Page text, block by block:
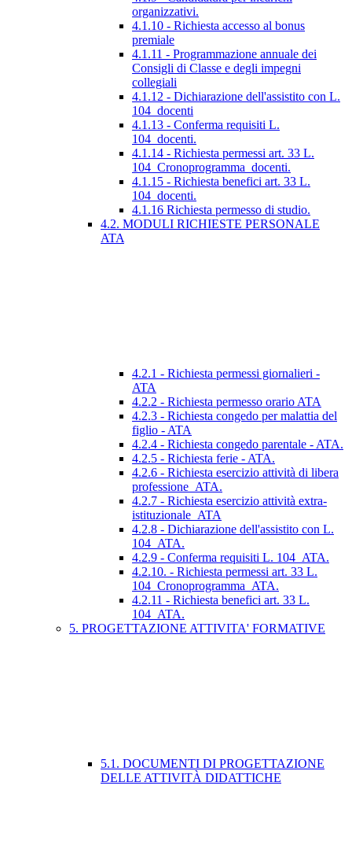
organizzativi.
4.1.10 - Richiesta accesso al bonus
premiale
4.1.11 - Programmazione annuale dei
Consigli di Classe e degli impegni
collegiali
4.1.12 - Dichiarazione dell'assistito con L.
104_docenti
4.1.13 - Conferma requisiti L.
104_docenti.
4.1.14 - Richiesta permessi art. 33 L.
104_Cronoprogramma_docenti.
4.1.15 - Richiesta benefici art. 33 L.
104_docenti.
4.1.16 Richiesta permesso di studio.
4.2. MODULI RICHIESTE PERSONALE
ATA
4.2.1 - Richiesta permessi giornalieri -
ATA
4.2.2 - Richiesta permesso orario ATA
4.2.3 - Richiesta congedo per malattia del
figlio - ATA
4.2.4 - Richiesta congedo parentale - ATA.
4.2.5 - Richiesta ferie - ATA.
4.2.6 - Richiesta esercizio attività di libera
professione_ATA.
4.2.7 - Richiesta esercizio attività extra-
istituzionale_ATA
4.2.8 - Dichiarazione dell'assistito con L.
104_ATA.
4.2.9 - Conferma requisiti L. 104_ATA.
4.2.10. - Richiesta permessi art. 33 L.
104_Cronoprogramma_ATA.
4.2.11 - Richiesta benefici art. 33 L.
104_ATA.
5. PROGETTAZIONE ATTIVITA' FORMATIVE
5.1. DOCUMENTI DI PROGETTAZIONE
DELLE ATTIVITÀ DIDATTICHE